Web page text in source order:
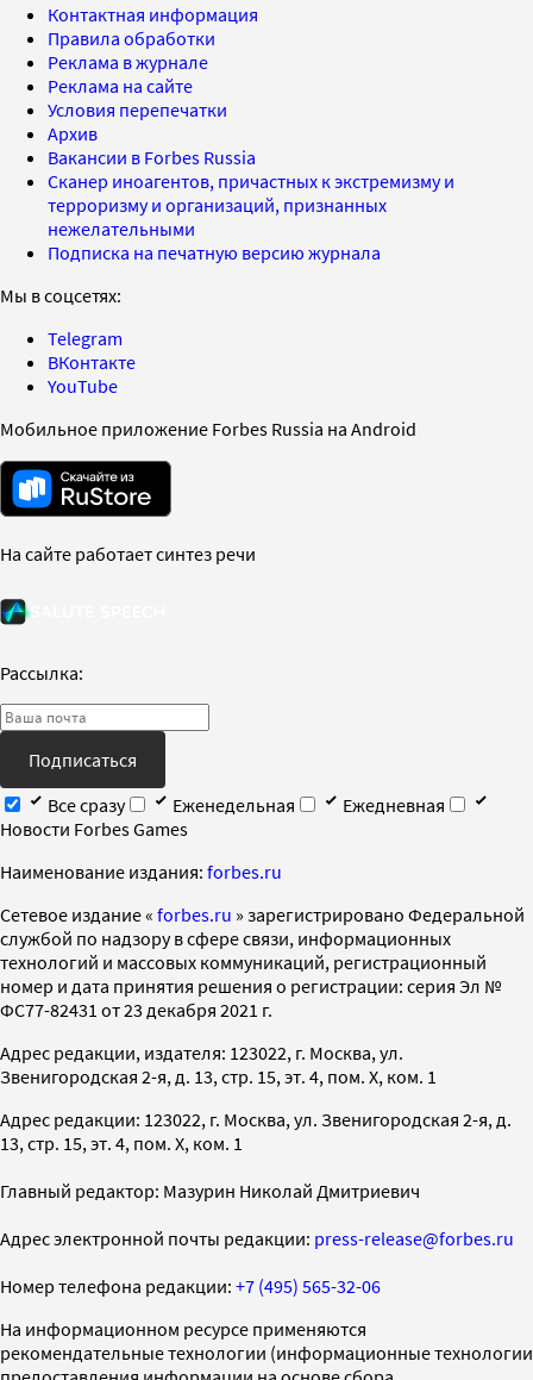
Контактная информация
Правила обработки
Реклама в журнале
Реклама на сайте
Условия перепечатки
Архив
Вакансии в Forbes Russia
Сканер иноагентов, причастных к экстремизму и
терроризму и организаций, признанных
нежелательными
Подписка на печатную версию журнала
Мы в соцсетях:
Telegram
ВКонтакте
YouTube
Мобильное приложение Forbes Russia на Android
На сайте работает синтез речи
Рассылка:
Подписаться
Все сразу
Еженедельная
Ежедневная
Новости Forbes Games
Наименование издания: forbes.ru
Cетевое издание « forbes.ru » зарегистрировано Федеральной
службой по надзору в сфере связи, информационных
технологий и массовых коммуникаций, регистрационный
номер и дата принятия решения о регистрации: серия Эл №
ФС77-82431 от 23 декабря 2021 г.
Адрес редакции, издателя: 123022, г. Москва, ул.
Звенигородская 2-я, д. 13, стр. 15, эт. 4, пом. X, ком. 1
Адрес редакции: 123022, г. Москва, ул. Звенигородская 2-я, д.
13, стр. 15, эт. 4, пом. X, ком. 1
Главный редактор: Мазурин Николай Дмитриевич
Адрес электронной почты редакции: press-release@forbes.ru
Номер телефона редакции: +7 (495) 565-32-06
На информационном ресурсе применяются
рекомендательные технологии (информационные технологии